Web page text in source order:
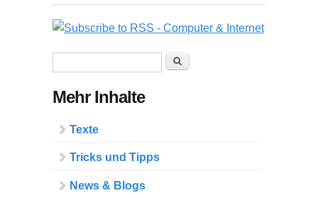
Suche
Mehr Inhalte
Texte
Tricks und Tipps
News & Blogs